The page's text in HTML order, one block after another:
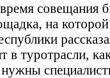
совещания
на
в туротрасли,
нужны